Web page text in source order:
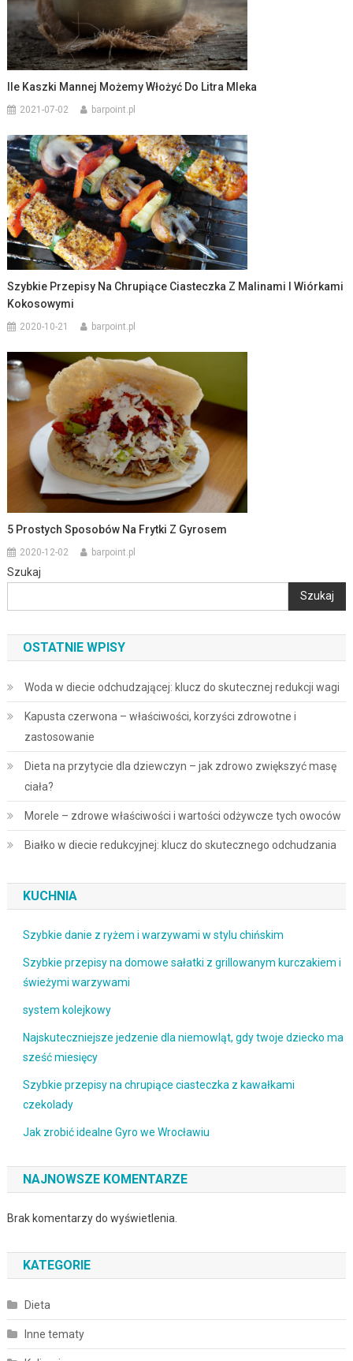
Ile Kaszki Mannej Możemy Włożyć Do Litra Mleka
2021-07-02 barpoint.pl
Szybkie Przepisy Na Chrupiące Ciasteczka Z Malinami I Wiórkami
Kokosowymi
2020-10-21 barpoint.pl
5 Prostych Sposobów Na Frytki Z Gyrosem
2020-12-02 barpoint.pl
Szukaj
Szukaj
OSTATNIE WPISY
Woda w diecie odchudzającej: klucz do skutecznej redukcji wagi
Kapusta czerwona – właściwości, korzyści zdrowotne i
zastosowanie
Dieta na przytycie dla dziewczyn – jak zdrowo zwiększyć masę
ciała?
Morele – zdrowe właściwości i wartości odżywcze tych owoców
Białko w diecie redukcyjnej: klucz do skutecznego odchudzania
KUCHNIA
Szybkie danie z ryżem i warzywami w stylu chińskim
Szybkie przepisy na domowe sałatki z grillowanym kurczakiem i
świeżymi warzywami
system kolejkowy
Najskuteczniejsze jedzenie dla niemowląt, gdy twoje dziecko ma
sześć miesięcy
Szybkie przepisy na chrupiące ciasteczka z kawałkami
czekolady
Jak zrobić idealne Gyro we Wrocławiu
NAJNOWSZE KOMENTARZE
Brak komentarzy do wyświetlenia.
KATEGORIE
Dieta
Inne tematy